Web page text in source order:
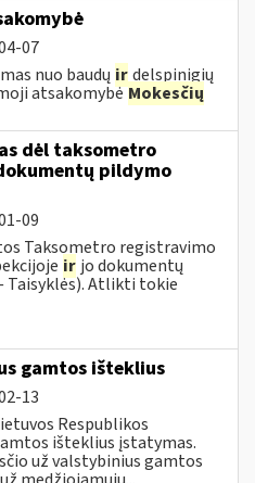
07
nuo baudų irdelspinigių
atsakomybėMokesčių
dėl taksometro
pildymo
09
Taksometro registravimo
ir jo dokumentų
Atlikti tokie
gamtos išteklius
13
Respublikos
išteklius įstatymas.
už valstybinius gamtos